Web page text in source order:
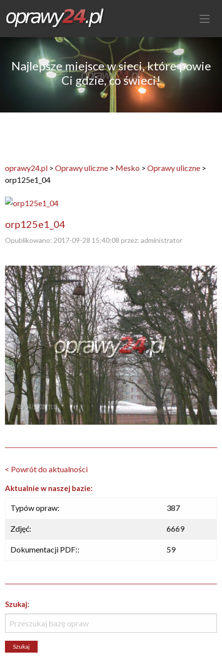
Najlepsze miejsce w sieci, które powie
Ci gdzie, co świeci!
oprawy24.pl > Oprawy uliczne > Mesko > Oprawy uliczne >
orp125e1_04
orp125e1_04
Opublikowano: 2017-09-28 15:40:08 przez: administrator
< Powrót do aktualności
Aktualnie w naszej bazie:
Typów opraw: 387
Zdjęć: 6669
Dokumentacji PDF:: 59
Szukaj: